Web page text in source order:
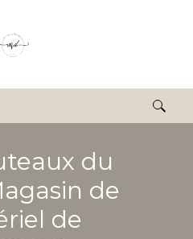
du
de
de